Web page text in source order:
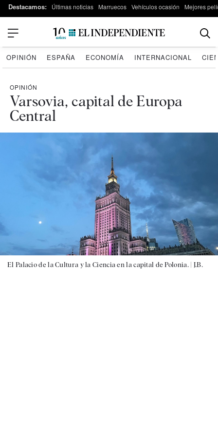
Destacamos: Últimas noticias Marruecos Vehículos ocasión Mejores
OPINIÓN ESPAÑA ECONOMÍA INTERNACIONAL
OPINIÓN
Varsovia, capital de Europa
Central
El Palacio de la Cultura y la Ciencia en la capital de Polonia. | J.B.